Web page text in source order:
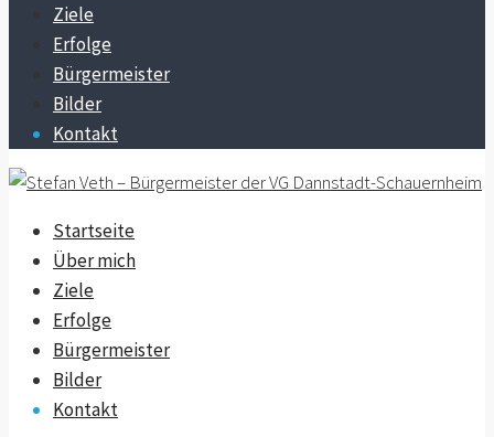
Ziele
Erfolge
Bürgermeister
Bilder
Kontakt
Startseite
Über mich
Ziele
Erfolge
Bürgermeister
Bilder
Kontakt